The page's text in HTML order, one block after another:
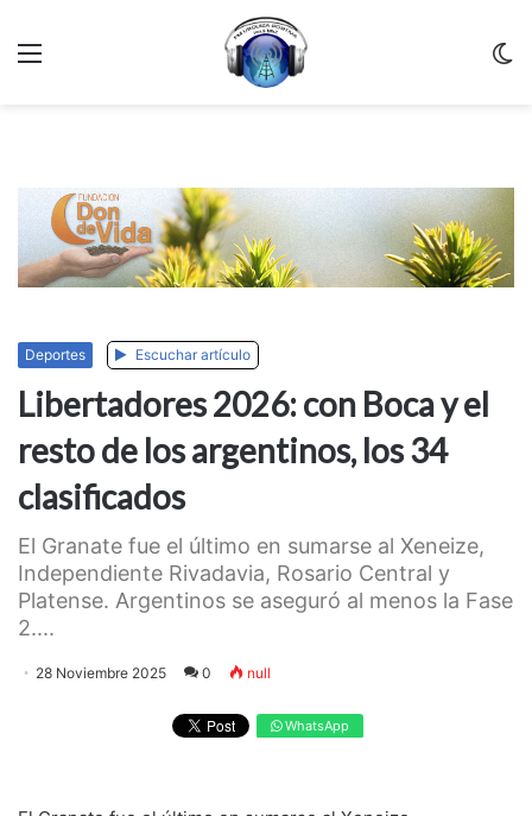
Deportes Escuchar artículo
Libertadores 2026: con Boca y el
resto de los argentinos, los 34
clasificados
El Granate fue el último en sumarse al Xeneize,
Independiente Rivadavia, Rosario Central y
Platense. Argentinos se aseguró al menos la Fase
2....
28 Noviembre 2025 0 null
WhatsApp